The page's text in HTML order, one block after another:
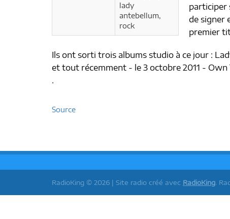
lady
antebellum,
rock
participer
de signer
premier
Ils ont sorti trois albums studio à ce jour :
et tout récemment - le 3 octobre 2011 -
.
Source
RadioKing © 2026 | Site radio créé avec RadioKing .